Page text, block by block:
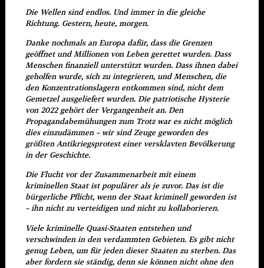
Die Wellen sind endlos. Und immer in die gleiche
Richtung. Gestern, heute, morgen.
Danke nochmals an Europa dafür, dass die Grenzen
geöffnet und Millionen von Leben gerettet wurden. Dass
Menschen finanziell unterstützt wurden. Dass ihnen dabei
geholfen wurde, sich zu integrieren, und Menschen, die
den Konzentrationslagern entkommen sind, nicht dem
Gemetzel ausgeliefert wurden. Die patriotische Hysterie
von 2022 gehört der Vergangenheit an. Den
Propagandabemühungen zum Trotz war es nicht möglich
dies einzudämmen – wir sind Zeuge geworden des
größten Antikriegsprotest einer versklavten Bevölkerung
in der Geschichte.
Die Flucht vor der Zusammenarbeit mit einem
kriminellen Staat ist populärer als je zuvor. Das ist die
bürgerliche Pflicht, wenn der Staat kriminell geworden ist
– ihn nicht zu verteidigen und nicht zu kollaborieren.
Viele kriminelle Quasi-Staaten entstehen und
verschwinden in den verdammten Gebieten. Es gibt nicht
genug Leben, um für jeden dieser Staaten zu sterben. Das
aber fordern sie ständig, denn sie können nicht ohne den